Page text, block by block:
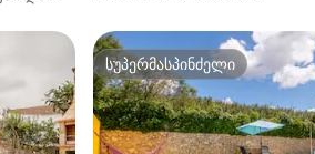
სუპერმასპინძელი
სუპერმასპინძელი